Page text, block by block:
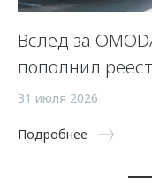
Вслед за
пополнил
31 июля 2026
Подробнее